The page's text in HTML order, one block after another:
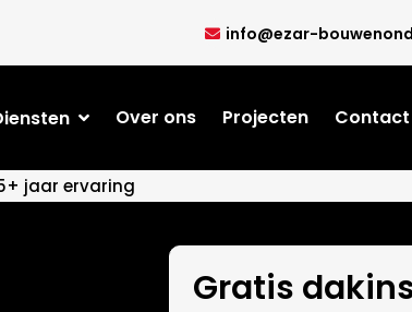
info@ezar-
Over ons Projecten Contact
jaar ervaring
Gratis